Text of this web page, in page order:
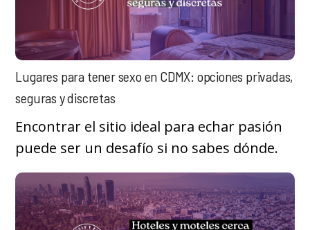
Lugares para tener sexo en CDMX: opciones privadas,
seguras y discretas
Encontrar el sitio ideal para echar pasión
puede ser un desafío si no sabes dónde.